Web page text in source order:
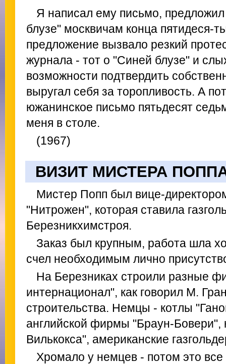
Я написал ему письмо,
блузе" москвичам конца пятидеся-
предложение вызвало резкий
журнала - тот о "Синей блузе" и
возможности подтвердить
выругал себя за торопливость. А
южанинское письмо пятьдесят
меня в столе.
(1967)
ВИЗИТ МИСТЕРА
Мистер Попп был вице-
"Нитрожен", которая ставила
Березникхимстроя.
Заказ был крупным, работа шла
счел необходимым лично
На Березниках строили разные
интернационал", как говорил М.
строительства. Немцы - котлы
английской фирмы "Браун-Бовери",
Вилькокса", американские
Хромало у немцев - потом это